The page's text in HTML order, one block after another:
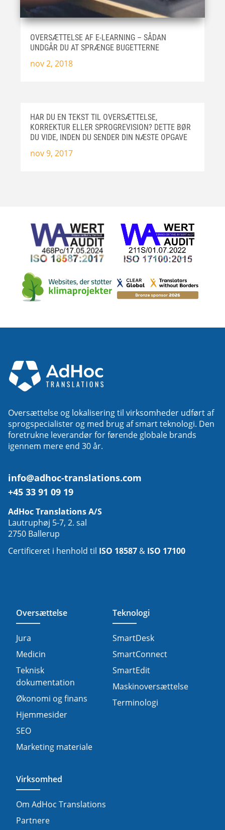
OVERSÆTTELSE AF E-LEARNING – SÅDAN
UNDGÅR DU AT SPRÆNGE BUGETTERNE
nov 2, 2018
HAR DU EN TEKST TIL OVERSÆTTELSE,
KORREKTUR ELLER SPROGREVISION? DETTE BØR
DU VIDE, INDEN DU SENDER DIN NÆSTE OPGAVE
nov 9, 2017
Oversættelse og lokalisering til virksomheder udført af
sprogspecialister og med brug af smart teknologi. Den
foretrukne leverandør for førende globale brands
igennem mere end 30 år.
info@adhoc-translations.com
+45 33 91 09 19
AdHoc Translations A/S
Lautruphøj 5-7, 2. sal
2750 Ballerup
Certificeret i henhold til ISO 18587 & ISO 17100
Oversættelse
Jura
Medicin
Teknisk
dokumentation
Økonomi og finans
Hjemmesider
SEO
Marketing materiale
Teknologi
SmartDesk
SmartConnect
SmartEdit
Maskinoversættelse
Terminologi
Virksomhed
Om AdHoc Translations
Partnere